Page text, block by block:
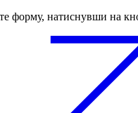
форму, натиснувши на